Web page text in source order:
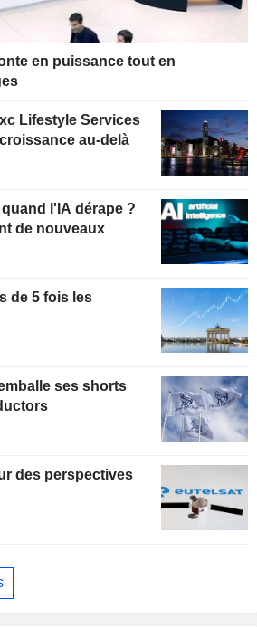
en puissance tout en
Lifestyle Services
au-delà
l'IA dérape ?
de nouveaux
de 5 fois les
ses shorts
des perspectives